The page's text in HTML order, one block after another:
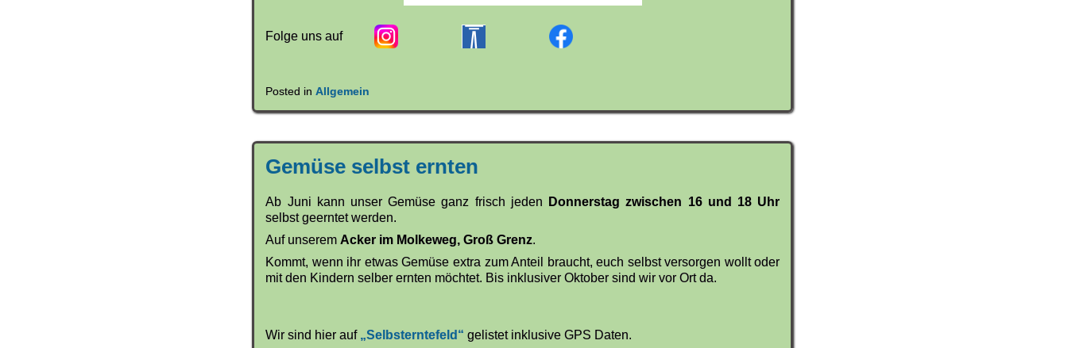
Folge uns auf
Posted inAllgemein
Gemüse selbst ernten
Ab Juni kann unser Gemüse ganz frisch jeden
Donnerstag zwischen 16 und 18 Uhr
selbst geerntet werden.
Auf unseremAcker im Molkeweg, Groß Grenz.
Kommt, wenn ihr etwas Gemüse extra zum Anteil braucht, euch selbst versorgen wollt oder
mit den Kindern selber ernten möchtet. Bis inklusiver Oktober sind wir vor Ort da.
Wir sind hier auf „Selbsterntefeld“ gelistet inklusive GPS Daten.